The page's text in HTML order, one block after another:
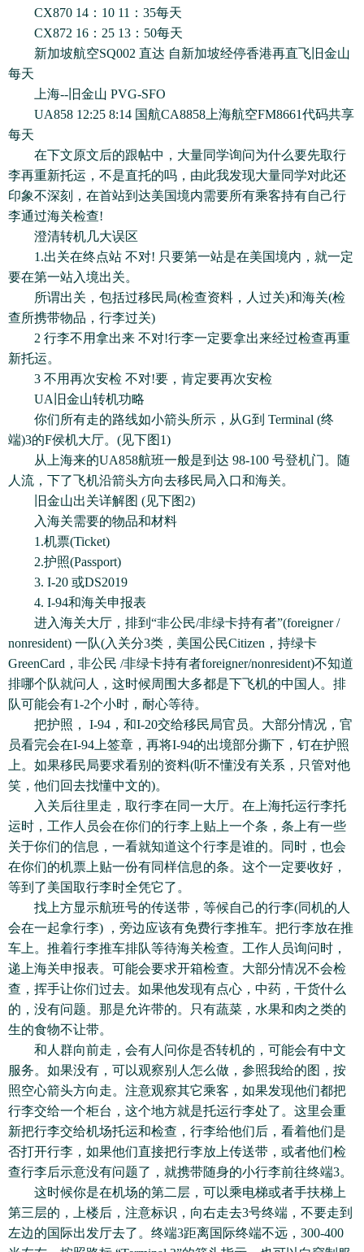
CX870 14：10 11：35每天
CX872 16：25 13：50每天
新加坡航空SQ002 直达 自新加坡经停香港再直飞旧金山
每天
上海--旧金山 PVG-SFO
UA858 12:25 8:14 国航CA8858上海航空FM8661代码共享
每天
在下文原文后的跟帖中，大量同学询问为什么要先取行
李再重新托运，不是直托的吗，由此我发现大量同学对此还
印象不深刻，在首站到达美国境内需要所有乘客持有自己行
李通过海关检查!
澄清转机几大误区
1.出关在终点站 不对! 只要第一站是在美国境内，就一定
要在第一站入境出关。
所谓出关，包括过移民局(检查资料，人过关)和海关(检
查所携带物品，行李过关)
2 行李不用拿出来 不对!行李一定要拿出来经过检查再重
新托运。
3 不用再次安检 不对!要，肯定要再次安检
UA旧金山转机功略
你们所有走的路线如小箭头所示，从G到 Terminal (终
端)3的F侯机大厅。(见下图1)
从上海来的UA858航班一般是到达 98-100 号登机门。随
人流，下了飞机沿箭头方向去移民局入口和海关。
旧金山出关详解图 (见下图2)
入海关需要的物品和材料
1.机票(Ticket)
2.护照(Passport)
3. I-20 或DS2019
4. I-94和海关申报表
进入海关大厅，排到“非公民/非绿卡持有者”(foreigner /
nonresident) 一队(入关分3类，美国公民Citizen，持绿卡
GreenCard，非公民 /非绿卡持有者foreigner/nonresident)不知道
排哪个队就问人，这时候周围大多都是下飞机的中国人。排
队可能会有1-2个小时，耐心等待。
把护照， I-94，和I-20交给移民局官员。大部分情况，官
员看完会在I-94上签章，再将I-94的出境部分撕下，钉在护照
上。如果移民局要求看别的资料(听不懂没有关系，只管对他
笑，他们回去找懂中文的)。
入关后往里走，取行李在同一大厅。在上海托运行李托
运时，工作人员会在你们的行李上贴上一个条，条上有一些
关于你们的信息，一看就知道这个行李是谁的。同时，也会
在你们的机票上贴一份有同样信息的条。这个一定要收好，
等到了美国取行李时全凭它了。
找上方显示航班号的传送带，等候自己的行李(同机的人
会在一起拿行李) ，旁边应该有免费行李推车。把行李放在推
车上。推着行李推车排队等待海关检查。工作人员询问时，
递上海关申报表。可能会要求开箱检查。大部分情况不会检
查，挥手让你们过去。如果他发现有点心，中药，干货什么
的，没有问题。那是允许带的。只有蔬菜，水果和肉之类的
生的食物不让带。
和人群向前走，会有人问你是否转机的，可能会有中文
服务。如果没有，可以观察别人怎么做，参照我给的图，按
照空心箭头方向走。注意观察其它乘客，如果发现他们都把
行李交给一个柜台，这个地方就是托运行李处了。这里会重
新把行李交给机场托运和检查，行李给他们后，看着他们是
否打开行李，如果他们直接把行李放上传送带，或者他们检
查行李后示意没有问题了，就携带随身的小行李前往终端3。
这时候你是在机场的第二层，可以乘电梯或者手扶梯上
第三层的，上楼后，注意标识，向右走去3号终端，不要走到
左边的国际出发厅去了。终端3距离国际终端不远，300-400